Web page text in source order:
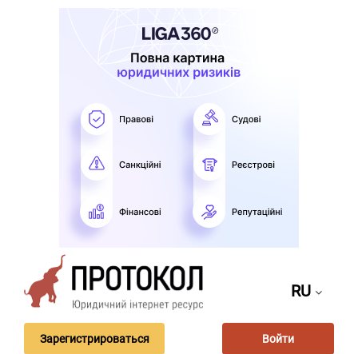
RU
Зарегистрироваться Войти